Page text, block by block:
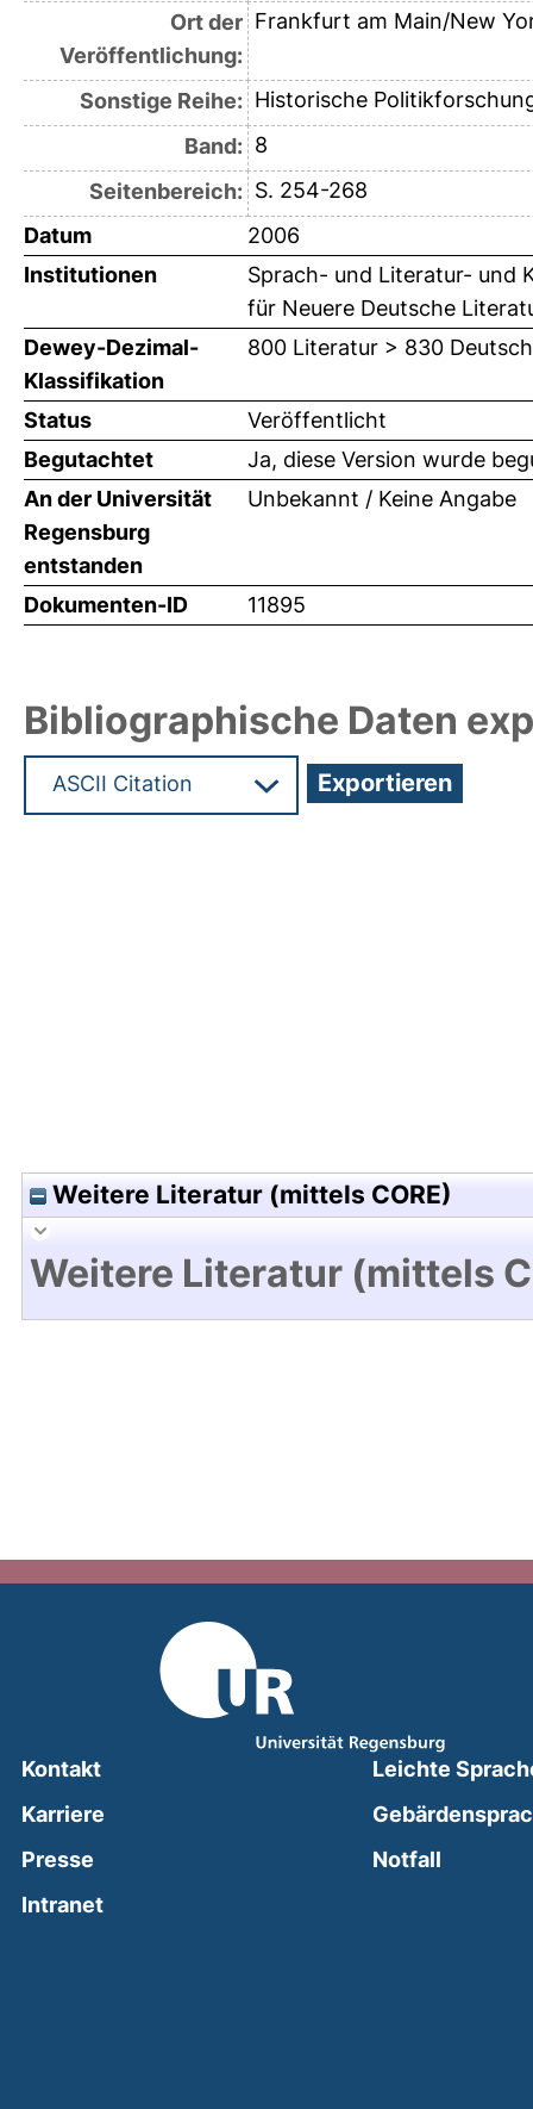
Ort der
Veröffentlichung:
Frankfurt am Main/New
Sonstige Reihe: Historische
Band: 8
Seitenbereich: S. 254-268
Datum
2006
Institutionen
Sprach- und Literatur- und
für Neuere Deutsche
Dewey-Dezimal-
Klassifikation
800 Literatur > 830
Status
Veröffentlicht
Begutachtet
Ja, diese Version wurde
An der Universität
Regensburg
entstanden
Unbekannt / Keine Angabe
Dokumenten-ID 11895
Bibliographische Daten
Weitere Literatur (mittels CORE)
Weitere Literatur (mittels
Kontakt
Karriere
Presse
Intranet(external link, opens in a new window)
Leichte
Notfall